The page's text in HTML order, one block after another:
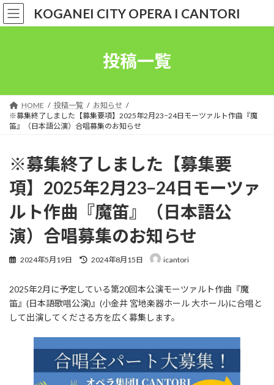
コ
ン
ナ
ビ
KOGANEI CITY OPERA I CANTORI
投稿一覧
HOME 投稿一覧
お知らせ
※募集終了しました【募集要項】2025年2月23−24日モーツァルト作曲『魔
笛』（日本語公演）合唱募集のお知らせ
※募集終了しました【募集要
項】2025年2月23−24日モーツァ
ルト作曲『魔笛』（日本語公
演）合唱募集のお知らせ
2024年5月19日
最
新
日
時
:
2024年8月15日 icantori
2025年2月に予定している第20回本公演モーツァルト作曲『魔
笛』(日本語歌唱公演)』(小金井 宮地楽器ホール 大ホール)に合唱と
して出演してくださる方を広く募集します。